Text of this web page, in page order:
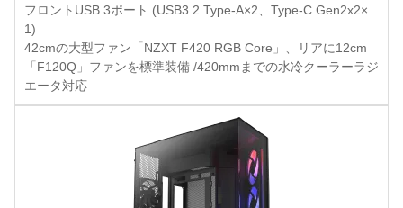
フロントUSB 3ポート (USB3.2 Type-A×2、Type-C Gen2x2×
1)
42cmの大型ファン「NZXT F420 RGB Core」、リアに12cm
「F120Q」ファンを標準装備 /420mmまでの水冷クーラーラジ
エータ対応